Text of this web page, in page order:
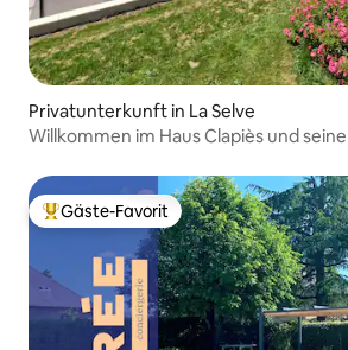
Privatunterkunft in La Selve
Willkommen im Haus Clapiès und
Beliebter Gäste-Favorit.
Gäste-Favorit